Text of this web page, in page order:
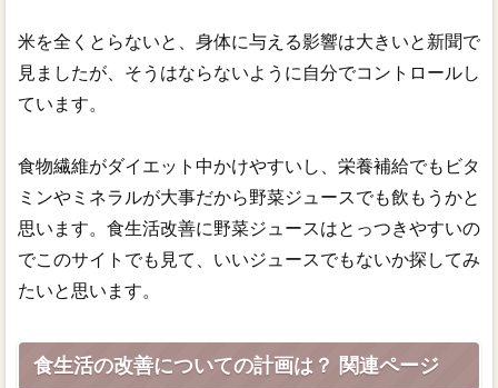
米を全くとらないと、身体に与える影響は大きいと新聞で
見ましたが、そうはならないように自分でコントロールし
ています。
食物繊維がダイエット中かけやすいし、栄養補給でもビタ
ミンやミネラルが大事だから野菜ジュースでも飲もうかと
思います。食生活改善に野菜ジュースはとっつきやすいの
でこのサイトでも見て、いいジュースでもないか探してみ
たいと思います。
食生活の改善についての計画は？ 関連ページ